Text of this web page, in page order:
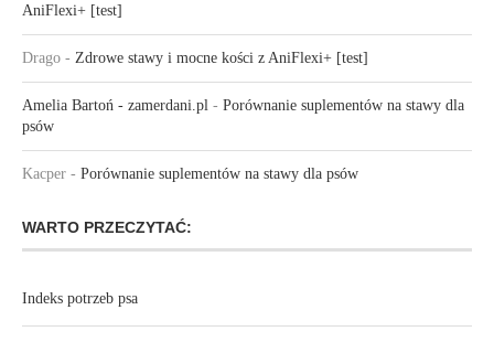
AniFlexi+ [test]
Drago - Zdrowe stawy i mocne kości z AniFlexi+ [test]
Amelia Bartoń - zamerdani.pl - Porównanie suplementów na stawy dla
psów
Kacper - Porównanie suplementów na stawy dla psów
WARTO PRZECZYTAĆ:
Indeks potrzeb psa